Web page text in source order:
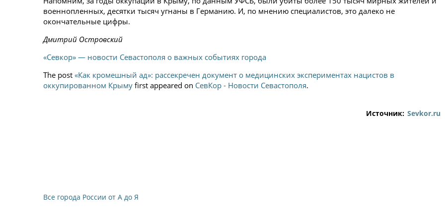
военнопленных, десятки тысяч угнаны в Германию. И, по мнению специалистов, это далеко не
окончательные цифры.
Дмитрий Островский
«Севкор» — новости Севастополя о важных событиях города
The post «Как кромешный ад»: рассекречен документ о медицинских экспериментах нацистов в
оккупированном Крыму first appeared on СевКор - Новости Севастополя.
Источник: Sevkor.ru
Все города России от А до Я